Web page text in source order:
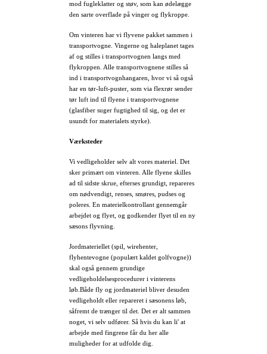
mod fugleklatter og støv, som kan ødelægge
den sarte overflade på vinger og flykroppe.
Om vinteren har vi flyvene pakket sammen i
transportvogne. Vingerne og haleplanet tages
af og stilles i transportvognen langs med
flykroppen. Alle transportvognene stilles så
ind i transportvognhangaren, hvor vi så også
har en tør-luft-puster, som via flexrør sender
tør luft ind til flyene i transportvognene
(glasfiber suger fugtighed til sig, og det er
usundt for materialets styrke).
Værksteder
Vi vedligeholder selv alt vores materiel. Det
sker primært om vinteren. Alle flyene skilles
ad til sidste skrue, efterses grundigt, repareres
om nødvendigt, renses, smøres, pudses og
poleres. En materielkontrollant gennemgår
arbejdet og flyet, og godkender flyet til en ny
sæsons flyvning.
Jordmateriellet (spil, wirehenter,
flyhentevogne (populært kaldet golfvogne))
skal også gennem grundige
vedligeholdelsesprocedurer i vinterens
løb.Både fly og jordmateriel bliver desuden
vedligeholdt eller repareret i sæsonens løb,
såfremt de trænger til det. Det er alt sammen
noget, vi selv udfører. Så hvis du kan li' at
arbejde med fingrene får du her alle
muligheder for at udfolde dig.